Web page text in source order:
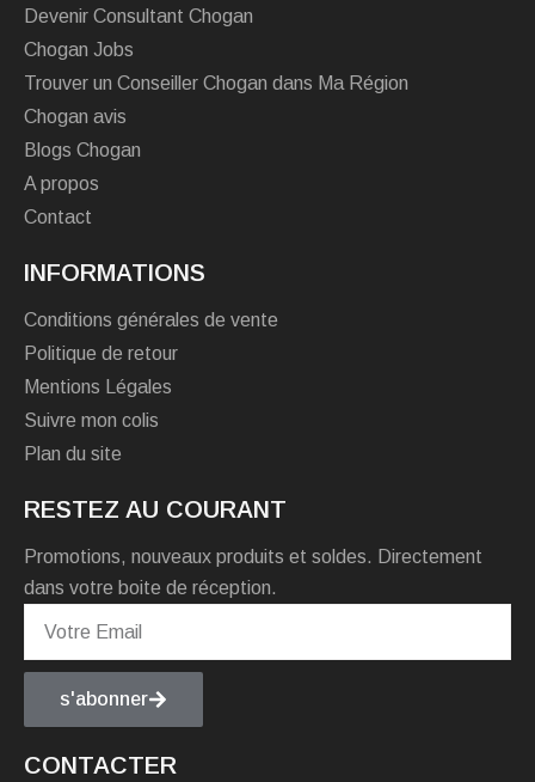
Devenir Consultant Chogan
Chogan Jobs
Trouver un Conseiller Chogan dans Ma Région
Chogan avis
Blogs Chogan
A propos
Contact
INFORMATIONS
Conditions générales de vente
Politique de retour
Mentions Légales
Suivre mon colis
Plan du site
RESTEZ AU COURANT
Promotions, nouveaux produits et soldes. Directement
dans votre boite de réception.
s'abonner
CONTACTER